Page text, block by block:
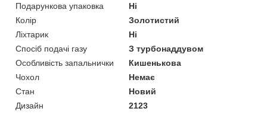
Подарункова упаковка
Ні
Колір
Золотистий
Ліхтарик
Ні
Спосіб подачі газу
З турбонаддувом
Особливість запальнички
Кишенькова
Чохол
Немає
Стан
Новий
Дизайн
2123